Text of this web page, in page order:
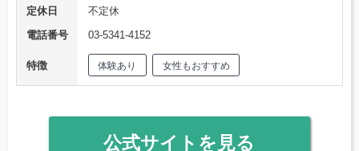
定休日
不定休
電話番号
03-5341-4152
特徴 体験あり 女性もおすすめ
公式サイトを見る